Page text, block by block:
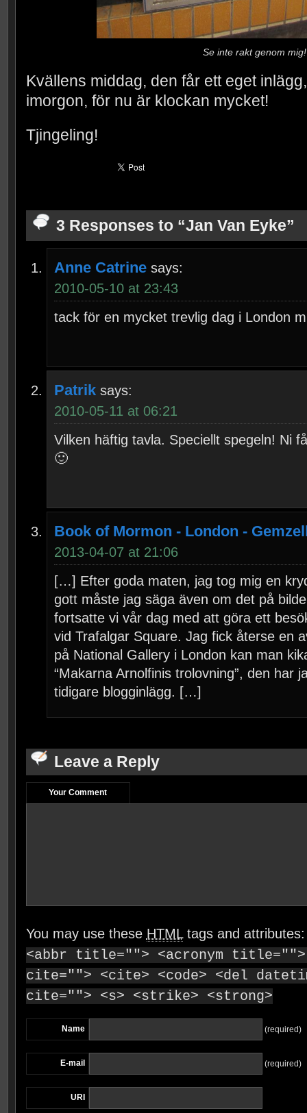
Se inte rakt genom mig!
Kvällens middag, den får ett eget
imorgon, för nu är klockan mycket!
Tjingeling!
3 Responses to “Jan Van Eyke”
Anne Catrine says:
2010-05-10 at 23:43
tack för en mycket trevlig dag i London
Patrik says:
2010-05-11 at 06:21
Vilken häftig tavla. Speciellt spegeln! Ni
🙂
Book of Mormon - London -
2013-04-07 at 21:06
[…] Efter goda maten, jag tog mig en
gott måste jag säga även om det på
fortsatte vi vår dag med att göra ett
vid Trafalgar Square. Jag fick återse en
på National Gallery i London kan man
“Makarna Arnolfinis trolovning”, den har
tidigare blogginlägg. […]
Leave a Reply
Your Comment
You may use these HTMLtags and
<abbr title=""> <acronym title="">
cite=""> <cite> <code> <del
cite=""> <s> <strike> <strong>
Name (required)
E-mail (required)
URI